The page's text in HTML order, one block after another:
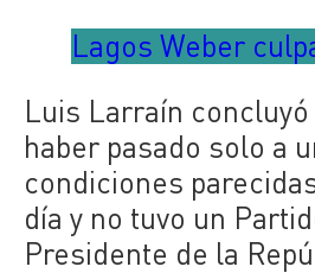
Lagos Weber
Luis Larraín
haber pasado solo a
condiciones
día y no tuvo un
Presidente de la